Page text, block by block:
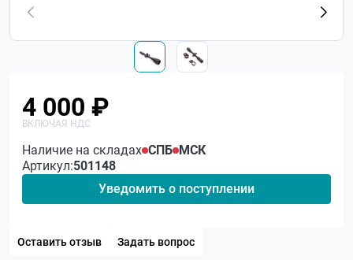
4 000 ₽
Наличие на складах СПБ МСК
Артикул:501148
Уведомить о поступлении
Оставить отзыв Задать вопрос